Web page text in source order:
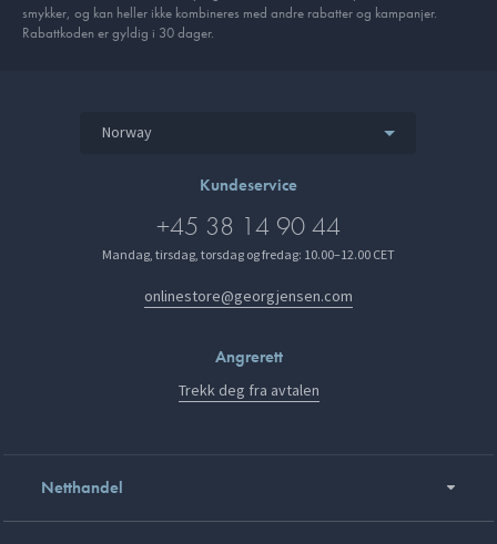
smykker, og kan heller ikke kombineres med andre rabatter og kampanjer.
Rabattkoden er gyldig i 30 dager.
Norway
Kundeservice
+45 38 14 90 44
Mandag, tirsdag, torsdag og fredag: 10.00–12.00 CET
onlinestore@georgjensen.com
Angrerett
Trekk deg fra avtalen
Netthandel